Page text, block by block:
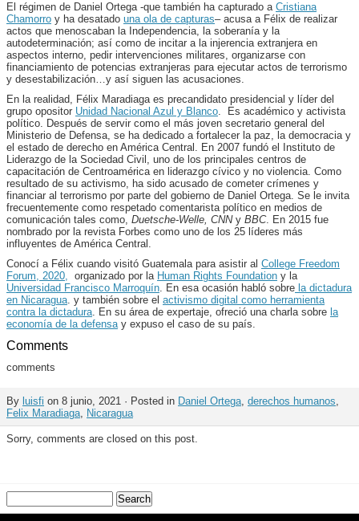
El régimen de Daniel Ortega -que también ha capturado a Cristiana
Chamorro y ha desatado una ola de capturas– acusa a Félix de realizar
actos que menoscaban la Independencia, la soberanía y la
autodeterminación; así como de incitar a la injerencia extranjera en
aspectos interno, pedir intervenciones militares, organizarse con
financiamiento de potencias extranjeras para ejecutar actos de terrorismo
y desestabilización…y así siguen las acusaciones.
En la realidad, Félix Maradiaga es precandidato presidencial y líder del
grupo opositor Unidad Nacional Azul y Blanco. Es académico y activista
político. Después de servir como el más joven secretario general del
Ministerio de Defensa, se ha dedicado a fortalecer la paz, la democracia y
el estado de derecho en América Central. En 2007 fundó el Instituto de
Liderazgo de la Sociedad Civil, uno de los principales centros de
capacitación de Centroamérica en liderazgo cívico y no violencia. Como
resultado de su activismo, ha sido acusado de cometer crímenes y
financiar al terrorismo por parte del gobierno de Daniel Ortega. Se le invita
frecuentemente como respetado comentarista político en medios de
comunicación tales como, Duetsche-Welle, CNNy BBC. En 2015 fue
nombrado por la revista Forbes como uno de los 25 líderes más
influyentes de América Central.
Conocí a Félix cuando visitó Guatemala para asistir al College Freedom
Forum, 2020, organizado por la Human Rights Foundation y la
Universidad Francisco Marroquín. En esa ocasión habló sobre la dictadura
en Nicaragua. y también sobre el activismo digital como herramienta
contra la dictadura. En su área de expertaje, ofreció una charla sobre la
economía de la defensay expuso el caso de su país.
Comments
comments
By luisfi on 8 junio, 2021 · Posted in Daniel Ortega, derechos humanos,
Felix Maradiaga, Nicaragua
Sorry, comments are closed on this post.